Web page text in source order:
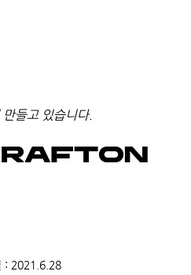
들고 있습니다.
: 2021.6.28